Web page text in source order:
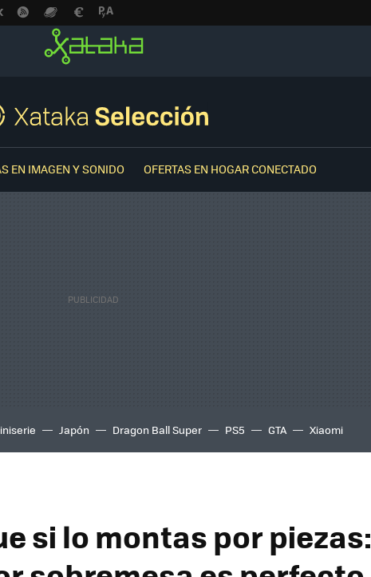
EN IMAGEN Y SONIDO OFERTAS EN HOGAR CONECTADO
Japón Dragon Ball Super PS5 GTA Xiaomi
si lo montas por piezas: